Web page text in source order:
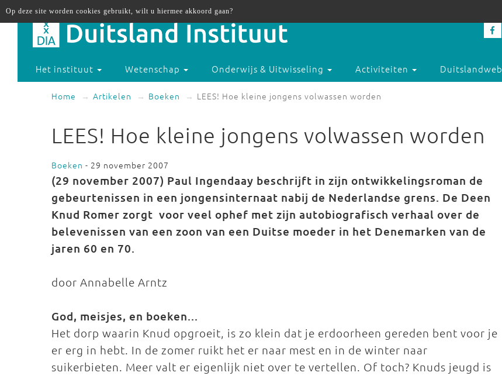
Het instituut Wetenschap Onderwijs & Uitwisseling Activiteiten Duitslandweb
Home Artikelen Boeken LEES! Hoe kleine jongens volwassen worden
LEES! Hoe kleine jongens volwassen worden
Boeken - 29 november 2007
(29 november 2007) Paul Ingendaay beschrijft in zijn ontwikkelingsroman de
gebeurtenissen in een jongensinternaat nabij de Nederlandse grens. De Deen
Knud Romer zorgt voor veel ophef met zijn autobiografisch verhaal over de
belevenissen van een zoon van een Duitse moeder in het Denemarken van de
jaren 60 en 70.
door Annabelle Arntz
God, meisjes, en boeken...
Het dorp waarin Knud opgroeit, is zo klein dat je erdoorheen gereden bent voor je
er erg in hebt. In de zomer ruikt het er naar mest en in de winter naar
suikerbieten. Meer valt er eigenlijk niet over te vertellen. Of toch? Knuds jeugd is
Op deze site worden cookies gebruikt, wilt u hiermee akkoord gaan?